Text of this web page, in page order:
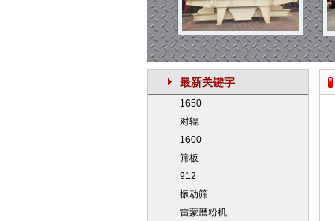
最新关键字
1650
对辊
1600
筛板
912
振动筛
雷蒙磨粉机